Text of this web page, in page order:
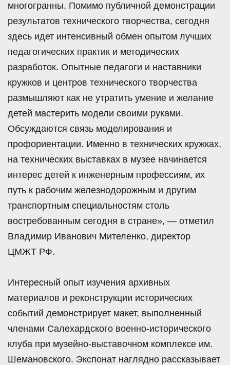
многогранны. Помимо публичной демонстрации
результатов технического творчества, сегодня
здесь идет интенсивный обмен опытом лучших
педагогических практик и методических
разработок. Опытные педагоги и наставники
кружков и центров технического творчества
размышляют как не утратить умение и желание
детей мастерить модели своими руками.
Обсуждаются связь моделирования и
профориентации. Именно в технических кружках,
на технических выставках в музее начинается
интерес детей к инженерным профессиям, их
путь к рабочим железнодорожным и другим
транспортным специальностям столь
востребованным сегодня в стране», — отметил
Владимир Иванович Мителенко, директор
ЦМЖТ РФ.
Интересный опыт изучения архивных
материалов и реконструкции исторических
событий демонстрирует макет, выполненный
членами Салехардского военно-исторического
клуба при музейно-выставочном комплексе им.
Шемановского. Экспонат наглядно рассказывает